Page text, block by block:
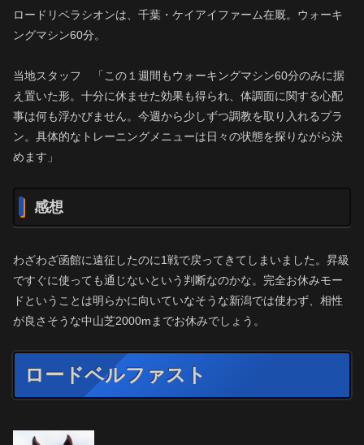
ロードリベラシオンは、千葉・ケイアイファーム在厩。ウォーキ
ングマシン60分。
当地スタッフ 「この１週間もウォーキングマシン60分のみに据
え置いた形。十分に休ませた効果も得られ、体調面に関する心配
事は何も浮かびません。今週から少しずつ調教を取り入れるプラ
ン。具体的なトレーニングメニューは日々の状態を探りながら決
めます」
感想
わざわざ函館に遠征したのに1戦で戻ってきてしまいました。昇級
ですぐに使っても通じないという判断なのかな。完全お休みモー
ドということは明らかに向いていなそうな新潟では使わず、相性
が良さそうな中山芝2000mまでお休みでしょう。
ロードベルファスト